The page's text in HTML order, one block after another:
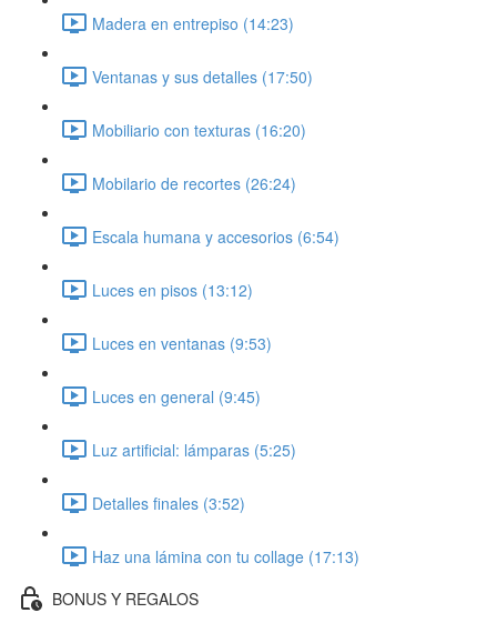
Madera en entrepiso (14:23)
Ventanas y sus detalles (17:50)
Mobiliario con texturas (16:20)
Mobilario de recortes (26:24)
Escala humana y accesorios (6:54)
Luces en pisos (13:12)
Luces en ventanas (9:53)
Luces en general (9:45)
Luz artificial: lámparas (5:25)
Detalles finales (3:52)
Haz una lámina con tu collage (17:13)
BONUS Y REGALOS